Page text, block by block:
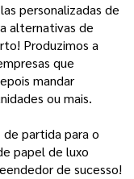
personalizadas de
alternativas de
Produzimos a
que
mandar
ou mais.
partida para o
papel de luxo
de sucesso!